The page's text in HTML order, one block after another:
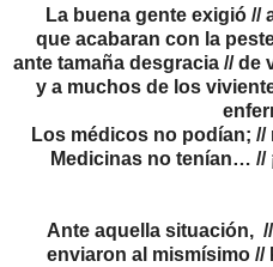
La buena gente exigió //
que acabaran con la
ante tamaña desgracia //
y a muchos de los
Los médicos no podían;
Medicinas no tenían… //
Ante aquella situación,
enviaron al mismísimo